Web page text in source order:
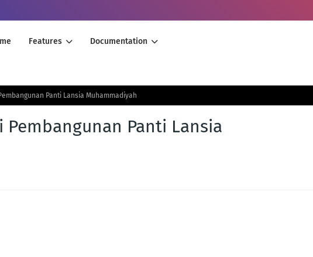
Features Documentation
Panti Lansia Muhammadiyah
Panti Lansia